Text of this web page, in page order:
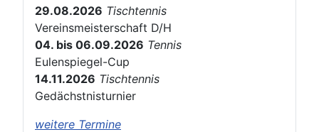
29.08.2026 Tischtennis
Vereinsmeisterschaft D/H
04. bis 06.09.2026 Tennis
Eulenspiegel-Cup
14.11.2026 Tischtennis
Gedächstnisturnier
weitere Termine